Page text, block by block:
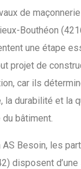
de
Bouthéon
une étape
projet de
car ils
la durabilité et la
bâtiment.
AS Besoin, les
disposent